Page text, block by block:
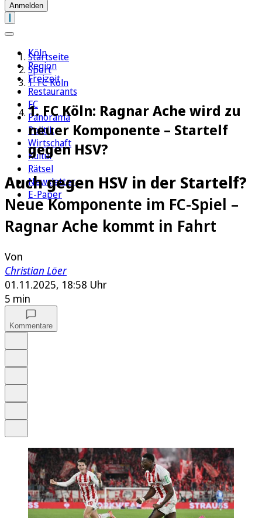
Anmelden
Köln
Region
Freizeit
Restaurants
FC
Panorama
Politik
Wirtschaft
Kultur
Rätsel
Newsletter
E-Paper
Startseite
Sport
1. FC Köln
1. FC Köln: Ragnar Ache wird zu
neuer Komponente – Startelf
gegen HSV?
Auch gegen HSV in der Startelf?
Neue Komponente im FC-Spiel –
Ragnar Ache kommt in Fahrt
Von
Christian Löer
01.11.2025, 18:58 Uhr
5 min
Kommentare